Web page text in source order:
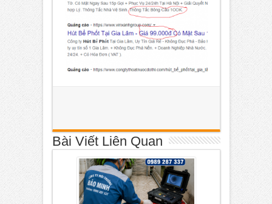
Bài Viết Liên Quan